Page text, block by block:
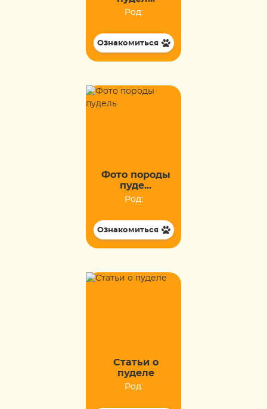
Род:
Ознакомиться
Фото породы
пуде...
Род:
Ознакомиться
Статьи о
пуделе
Род: